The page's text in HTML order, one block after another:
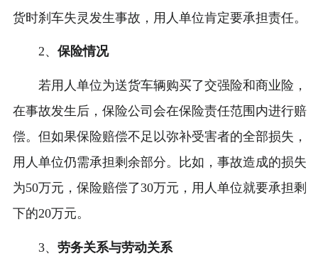
货时刹车失灵发生事故，用人单位肯定要承担责任。
2、 保险情况
若用人单位为送货车辆购买了交强险和商业险，
在事故发生后，保险公司会在保险责任范围内进行赔
偿。但如果保险赔偿不足以弥补受害者的全部损失，
用人单位仍需承担剩余部分。比如，事故造成的损失
为50万元，保险赔偿了30万元，用人单位就要承担剩
下的20万元。
3、 劳务关系与劳动关系